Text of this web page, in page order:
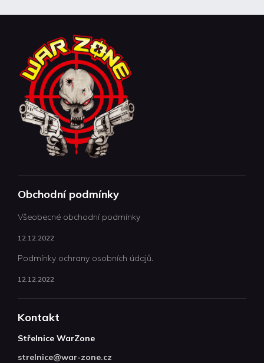
Obchodní podmínky
Všeobecné obchodní podmínky
12.12.2022
Podmínky ochrany osobních údajů.
12.12.2022
Kontakt
Střelnice WarZone
strelnice@war-zone.cz